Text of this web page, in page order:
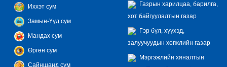
Иххэт сум
Замын-Үүд сум
Мандах сум
Өргөн сум
Сайншанд сум
Газрын харилцаа, барилга,
хот байгуулалтын газар
Гэр бүл, хүүхэд,
залуучуудын хөгжлийн газар
Мэргэжлийн хяналтын